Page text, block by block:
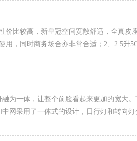
价比较高，新皇冠空间宽敞舒适，全真皮
，同时商务场合亦非常合适；2、2.5升
为一体，让整个前脸看起来更加的宽大
网采用了一体式的设计，日行灯和转向